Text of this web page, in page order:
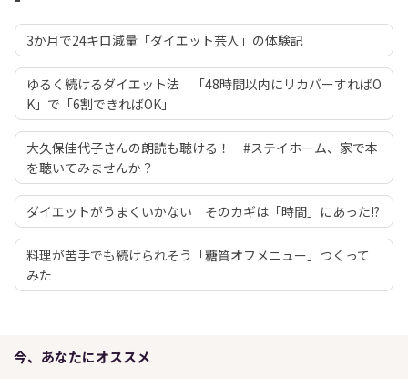
3か月で24キロ減量「ダイエット芸人」の体験記
ゆるく続けるダイエット法 「48時間以内にリカバーすればO
K」で「6割できればOK」
大久保佳代子さんの朗読も聴ける！ #ステイホーム、家で本
を聴いてみませんか？
ダイエットがうまくいかない そのカギは「時間」にあった!?
料理が苦手でも続けられそう「糖質オフメニュー」つくって
みた
今、あなたにオススメ